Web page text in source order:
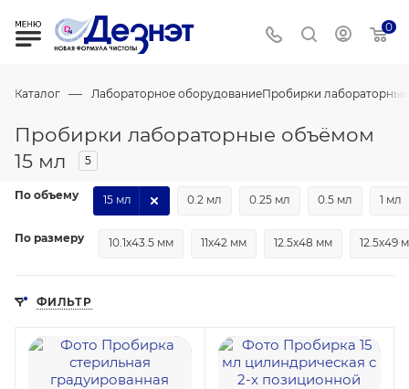
0
Каталог — Лабораторное оборудованиеПробирки лабораторные
Пробирки лабораторные объёмом
15 мл
5
По объему 0.2 мл 0.25 мл 0.5 мл 1 мл
15 мл
По размеру 10.1х43.5 мм 11х42 мм 12.5х48 мм 12.5х49
ФИЛЬТР